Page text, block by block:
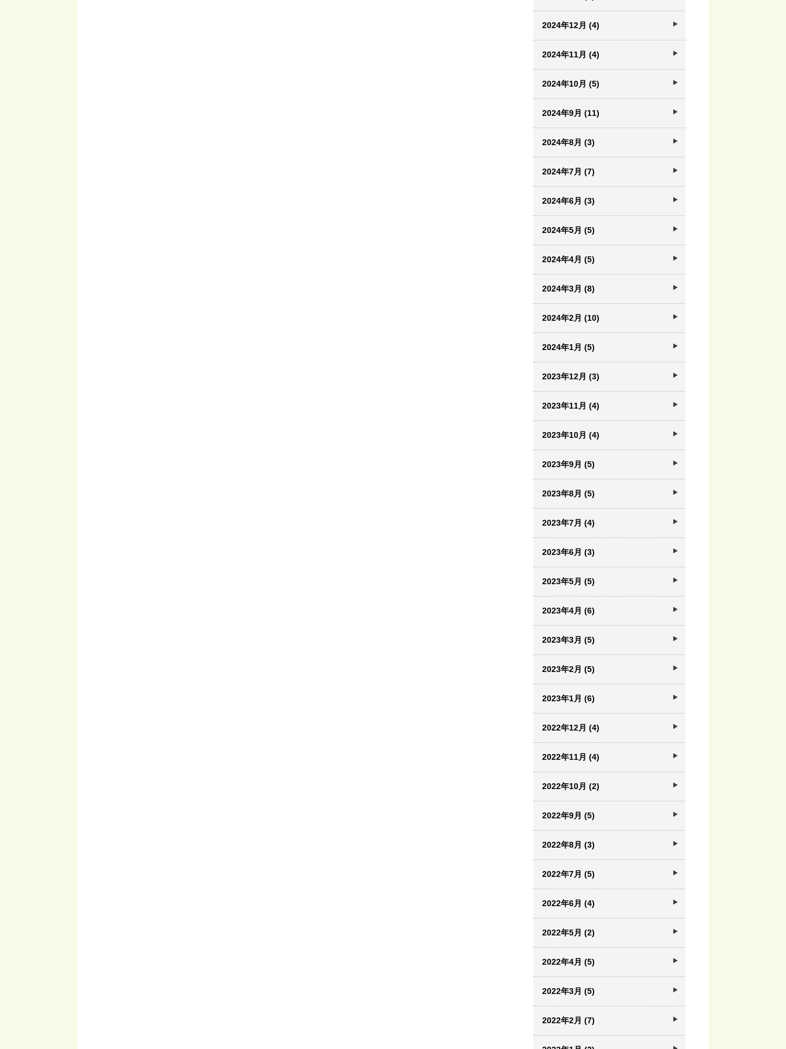
2024年12月 (4)
2024年11月 (4)
2024年10月 (5)
2024年9月 (11)
2024年8月 (3)
2024年7月 (7)
2024年6月 (3)
2024年5月 (5)
2024年4月 (5)
2024年3月 (8)
2024年2月 (10)
2024年1月 (5)
2023年12月 (3)
2023年11月 (4)
2023年10月 (4)
2023年9月 (5)
2023年8月 (5)
2023年7月 (4)
2023年6月 (3)
2023年5月 (5)
2023年4月 (6)
2023年3月 (5)
2023年2月 (5)
2023年1月 (6)
2022年12月 (4)
2022年11月 (4)
2022年10月 (2)
2022年9月 (5)
2022年8月 (3)
2022年7月 (5)
2022年6月 (4)
2022年5月 (2)
2022年4月 (5)
2022年3月 (5)
2022年2月 (7)